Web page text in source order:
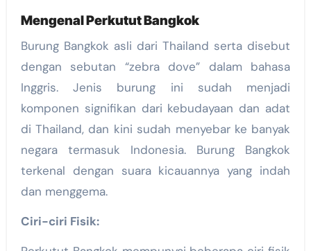
Mengenal Perkutut Bangkok
Burung Bangkok asli dari Thailand serta disebut
dengan sebutan “zebra dove” dalam bahasa
Inggris. Jenis burung ini sudah menjadi
komponen signifikan dari kebudayaan dan adat
di Thailand, dan kini sudah menyebar ke banyak
negara termasuk Indonesia. Burung Bangkok
terkenal dengan suara kicauannya yang indah
dan menggema.
Ciri-ciri Fisik: